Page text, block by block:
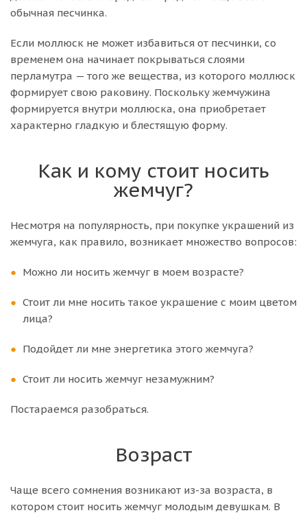
обычная песчинка.
Если моллюск не может избавиться от песчинки, со
временем она начинает покрываться слоями
перламутра — того же вещества, из которого моллюск
формирует свою раковину. Поскольку жемчужина
формируется внутри моллюска, она приобретает
характерно гладкую и блестящую форму.
Как и кому стоит носить
жемчуг?
Несмотря на популярность, при покупке украшений из
жемчуга, как правило, возникает множество вопросов:
Можно ли носить жемчуг в моем возрасте?
Стоит ли мне носить такое украшение с моим цветом
лица?
Подойдет ли мне энергетика этого жемчуга?
Стоит ли носить жемчуг незамужним?
Постараемся разобраться.
Возраст
Чаще всего сомнения возникают из-за возраста, в
котором стоит носить жемчуг молодым девушкам. В